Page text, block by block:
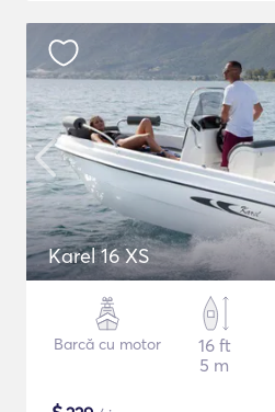
Karel 16 XS
Barcă cu motor
16 ft
5 m